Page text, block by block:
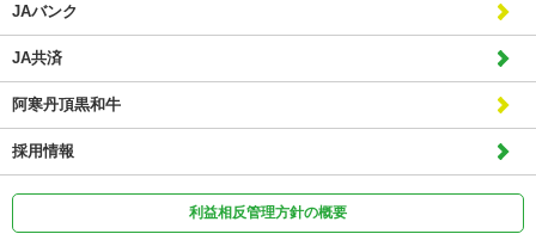
JAバンク
JA共済
阿寒丹頂黒和牛
採用情報
利益相反管理方針の概要